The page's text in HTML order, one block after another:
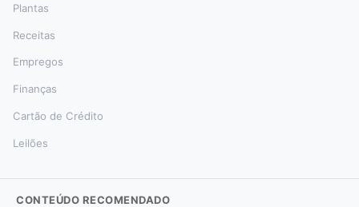
Plantas
Receitas
Empregos
Finanças
Cartão de Crédito
Leilões
CONTEÚDO RECOMENDADO